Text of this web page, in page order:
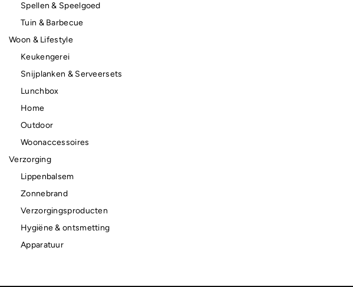
Spellen & Speelgoed
Tuin & Barbecue
Woon & Lifestyle
Keukengerei
Snijplanken & Serveersets
Lunchbox
Home
Outdoor
Woonaccessoires
Verzorging
Lippenbalsem
Zonnebrand
Verzorgingsproducten
Hygiëne & ontsmetting
Apparatuur